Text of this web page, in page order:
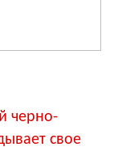
черно-
свое